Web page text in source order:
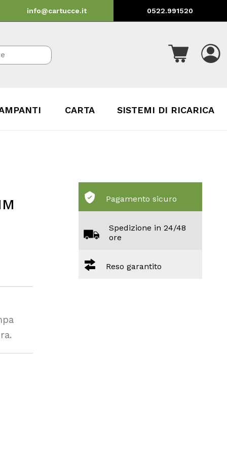
info@cartucce.it 0522.991520
CARTA SISTEMI DI RICARICA
Pagamento sicuro
Spedizione in 24/48
ore
Reso garantito